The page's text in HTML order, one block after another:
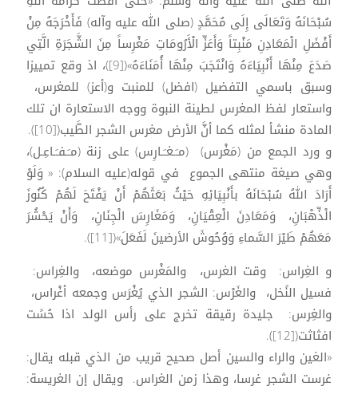
سُبْحَانَهُ وَتَعَالَى إِلَى مُحَمَّدٍ (صلى الله عليه وآله) فَأَخْرَجَهُ مِنْ
أَفْضَلِ الْمَعَادِنِ مَنْبِتاً وَأَعَزِّ الْأَرُومَاتِ مَغْرِساً مِنَ الشَّجَرَةِ الَّتِي
صَدَعَ مِنْهَا أَنْبِيَاءَهُ وَانْتَجَبَ مِنْهَا أُمَنَاءَهُ»([9])، اذ وقع تمييزا
وسبق باسمي التفضيل (افضل) للمنبت و(أعز) للمغرس،
واستعار لفظ المغرس لطينة النبوة ووجه الاستعارة ان تلك
المادة منشأ لمثله كما أنَّ الأرض مغرس الشجر الطَّيب([10]).
و ورد الجمع من (مَغْرس) (مـَـغـَـارِس) على زنة (مـَـفـَـاعِـل)،
وهي صيغة منتهى الجموع في قوله(عليه السلام): « وَلَوْ
أَرَادَ اللهُ سُبْحَانَهُ بأَنْبِيَائِهِ حَيْثُ بَعَثَهُمْ أَنْ يَفْتَحَ لَهُمْ كُنُوزَ
الْذِّهْبَانِ، وَمَعَادِنَ الْعِقْيَانِ، وَمَغَارِسَ الْجِنَانِ، وَأَنْ يَحْشُرَ
مَعَهُمْ طَيْرَ السَّماءِ وَوُحُوشَ الأرضينَ لَفَعَلَ»([11]).
و الغِراس: وقت الغرس، والمَغْرس موضعه، والغِراس:
فسيل النًخل، والغَرْس: الشجر الذي يُغْرَس وجمعه أغْراس،
والغِرس: جليدة رقيقة تخرج على رأس الولد اذا حُسًت
افثاثت([12]).
«الغين والراء والسين أصل صحيح قريب من الذي قبله يقال:
غرست الشجر غرسا، وهذا زمن الغراس. ويقال إن الغريسة: